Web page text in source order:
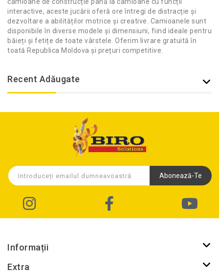
interactive, aceste jucării oferă ore întregi de distracție și
dezvoltare a abilităților motrice și creative. Camioanele sunt
disponibile în diverse modele și dimensiuni, fiind ideale pentru
băieți și fetițe de toate vârstele. Oferim livrare gratuită în
toată Republica Moldova și prețuri competitive.
Recent Adăugate
Abonează-Te
Informații
Extra